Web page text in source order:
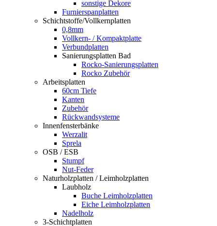
sonstige Dekore
Furnierspanplatten
Schichtstoffe/Vollkernplatten
0,8mm
Vollkern- / Kompaktplatte
Verbundplatten
Sanierungsplatten Bad
Rocko-Sanierungsplatten
Rocko Zubehör
Arbeitsplatten
60cm Tiefe
Kanten
Zubehör
Rückwandsysteme
Innenfensterbänke
Werzalit
Sprela
OSB / ESB
Stumpf
Nut-Feder
Naturholzplatten / Leimholzplatten
Laubholz
Buche Leimholzplatten
Eiche Leimholzplatten
Nadelholz
3-Schichtplatten